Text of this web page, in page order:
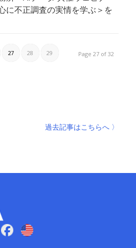
に不正調査の実情を学ぶ＞を
Page 27 of 32
27 28 29
過去記事はこちらへ 〉